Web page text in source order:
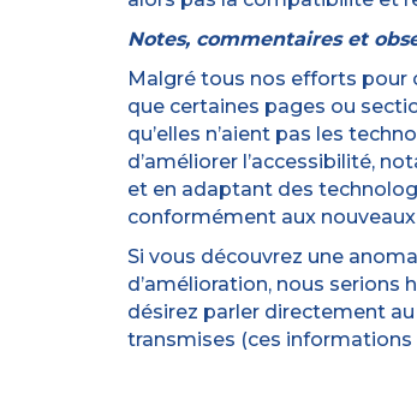
Notes, commentaires et
Malgré tous nos efforts pour
que certaines pages ou
qu’elles n’aient pas les
d’améliorer l’accessibilité,
et en adaptant des
conformément aux
Si vous découvrez une
d’amélioration, nous serions
désirez parler directement
transmises (ces informations